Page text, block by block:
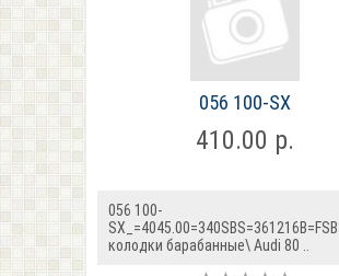
056 100-SX
410.00 р.
056 100-
колодки барабанные\ Audi 80 ..